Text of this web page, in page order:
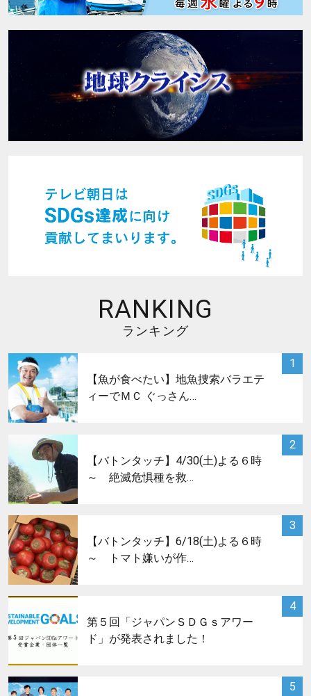
RANKING
ランキング
1
サムネイル
【魚が食べたい】地魚捜索バラエテ
ィーでＭＣ ぐっさん…
2
【バトンタッチ】4/30(土)よる６時
～ 絶滅危惧種を救…
3
【バトンタッチ】6/18(土)よる６時
～ トマト嫌いが作…
4
サムネイル
第５回「ジャパンＳＤＧｓアワー
ド」が発表されました！
5
サムネイル